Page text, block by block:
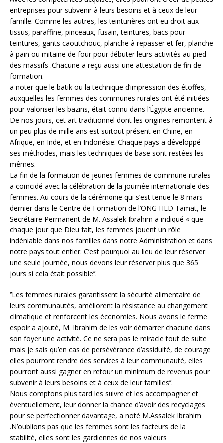
entreprises pour subvenir à leurs besoins et à ceux de leur
famille. Comme les autres, les teinturières ont eu droit aux
tissus, paraffine, pinceaux, fusain, teintures, bacs pour
teintures, gants caoutchouc, planche à repasser et fer, planche
à pain ou mitaine de four pour débuter leurs activités au pied
des massifs .Chacune a reçu aussi une attestation de fin de
formation.
a noter que le batik ou la technique d’impression des étoffes,
auxquelles les femmes des communes rurales ont été initiées
pour valoriser les bazins, était connu dans l’Égypte ancienne.
De nos jours, cet art traditionnel dont les origines remontent à
un peu plus de mille ans est surtout présent en Chine, en
Afrique, en Inde, et en Indonésie. Chaque pays a développé
ses méthodes, mais les techniques de base sont restées les
mêmes.
La fin de la formation de jeunes femmes de commune rurales
a coïncidé avec la célébration de la journée internationale des
femmes. Au cours de la cérémonie qui s’est tenue le 8 mars
dernier dans le Centre de Formation de l’ONG HED Tamat, le
Secrétaire Permanent de M. Assalek Ibrahim a indiqué « que
chaque jour que Dieu fait, les femmes jouent un rôle
indéniable dans nos familles dans notre Administration et dans
notre pays tout entier. C’est pourquoi au lieu de leur réserver
une seule journée, nous devons leur réserver plus que 365
jours si cela était possible’’.
‘’Les femmes rurales garantissent la sécurité alimentaire de
leurs communautés, améliorent la résistance au changement
climatique et renforcent les économies. Nous avons le ferme
espoir a ajouté, M. Ibrahim de les voir démarrer chacune dans
son foyer une activité. Ce ne sera pas le miracle tout de suite
mais je sais qu’en cas de persévérance d’assiduité, de courage
elles pourront rendre des services à leur communauté, elles
pourront aussi gagner en retour un minimum de revenus pour
subvenir à leurs besoins et à ceux de leur familles’’.
Nous comptons plus tard les suivre et les accompagner et
éventuellement, leur donner la chance d’avoir des recyclages
pour se perfectionner davantage, a noté M.Assalek Ibrahim
.N’oublions pas que les femmes sont les facteurs de la
stabilité, elles sont les gardiennes de nos valeurs